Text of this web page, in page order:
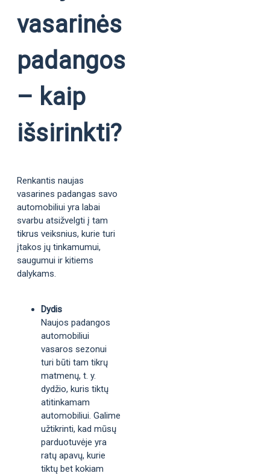
vasarinės
padangos
– kaip
išsirinkti?
Renkantis naujas
vasarines padangas savo
automobiliui yra labai
svarbu atsižvelgti į tam
tikrus veiksnius, kurie turi
įtakos jų tinkamumui,
saugumui ir kitiems
dalykams.
Dydis
Naujos padangos
automobiliui
vasaros sezonui
turi būti tam tikrų
matmenų, t. y.
dydžio, kuris tiktų
atitinkamam
automobiliui. Galime
užtikrinti, kad mūsų
parduotuvėje yra
ratų apavų, kurie
tiktų bet kokiam